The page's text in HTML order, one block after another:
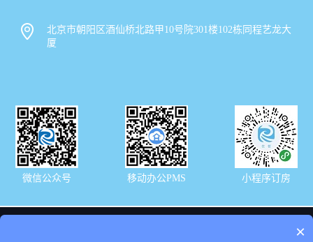
北京市朝阳区酒仙桥北路甲10号院301楼102栋同程艺龙大
厦
微信公众号 移动办公PMS 小程序订房
×